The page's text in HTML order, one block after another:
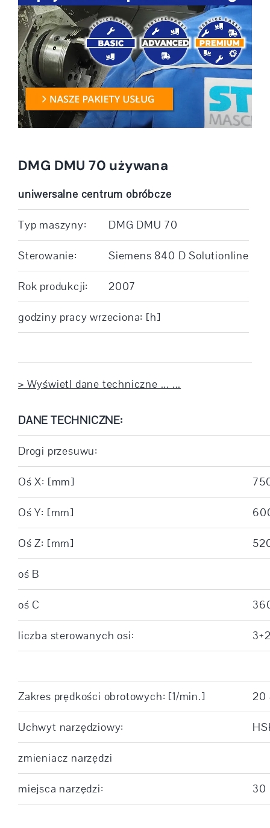
DMG DMU 70 używana
uniwersalne centrum obróbcze
Typ maszyny: DMG DMU 70
Sterowanie: Siemens 840 D Solutionline
Rok produkcji: 2007
godziny pracy wrzeciona: [h]
> Wyświetl dane techniczne ... ...
DANE TECHNICZNE:
Drogi przesuwu:
Oś X: [mm]
Oś Y: [mm]
Oś Z: [mm]
oś B
oś C
liczba sterowanych osi:
Zakres prędkości obrotowych: [1/min.] 20
Uchwyt narzędziowy:
zmieniacz narzędzi
miejsca narzędzi: 30